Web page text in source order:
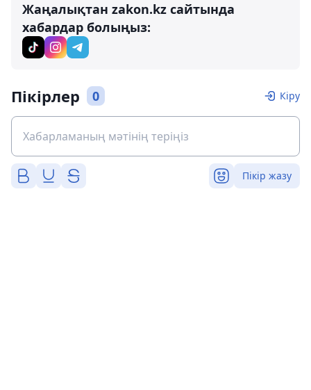
Жаңалықтан zakon.kz сайтында
хабардар болыңыз:
Пікірлер 0 Кіру
Пікір жазу